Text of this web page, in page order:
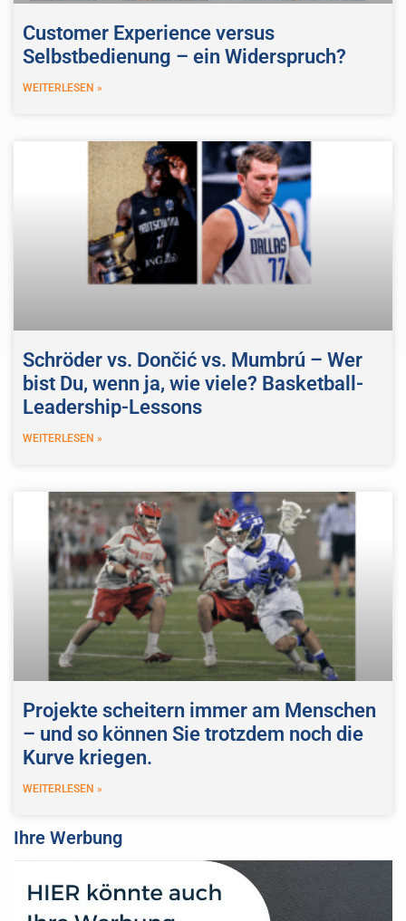
Customer Experience versus
Selbstbedienung – ein Widerspruch?
WEITERLESEN »
Schröder vs. Dončić vs. Mumbrú – Wer
bist Du, wenn ja, wie viele? Basketball-
Leadership-Lessons
WEITERLESEN »
Projekte scheitern immer am Menschen
– und so können Sie trotzdem noch die
Kurve kriegen.
WEITERLESEN »
Ihre Werbung